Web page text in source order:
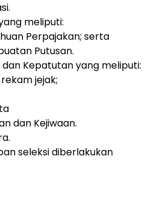
meliputi:
Perpajakan; serta
Putusan.
dan Kepatutan yang meliputi:
jejak;
dan Kejiwaan.
seleksi diberlakukan